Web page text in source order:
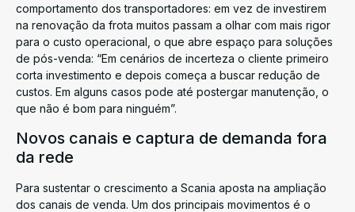
comportamento dos transportadores: em vez de investirem
na renovação da frota muitos passam a olhar com mais rigor
para o custo operacional, o que abre espaço para soluções
de pós-venda: “Em cenários de incerteza o cliente primeiro
corta investimento e depois começa a buscar redução de
custos. Em alguns casos pode até postergar manutenção, o
que não é bom para ninguém”.
Novos canais e captura de demanda fora
da rede
Para sustentar o crescimento a Scania aposta na ampliação
dos canais de venda. Um dos principais movimentos é o